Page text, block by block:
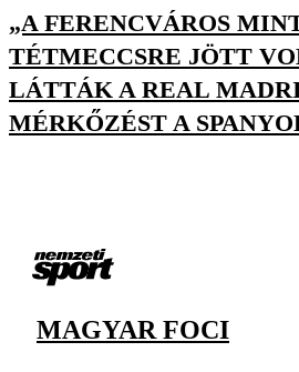
„A FERENCVÁROS
TÉTMECCSRE JÖTT
LÁTTÁK A REAL
MÉRKŐZÉST A
MAGYAR FOCI